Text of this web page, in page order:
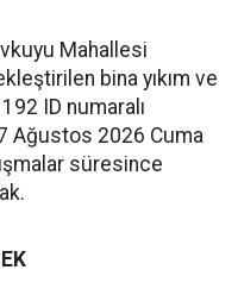
Mahallesi
bina yıkım ve
ID numaralı
Ağustos 2026 Cuma
süresince